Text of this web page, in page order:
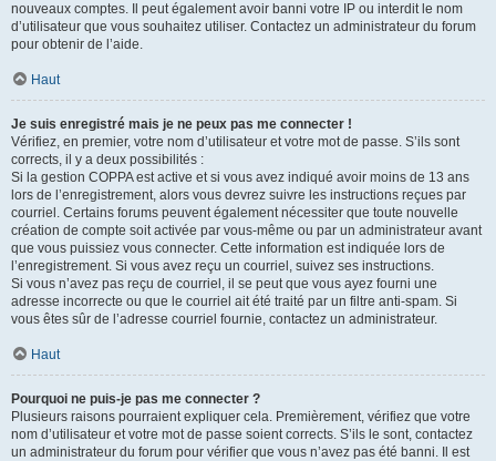
nouveaux comptes. Il peut également avoir banni votre IP ou interdit le nom
d’utilisateur que vous souhaitez utiliser. Contactez un administrateur du forum
pour obtenir de l’aide.
Haut
Je suis enregistré mais je ne peux pas me connecter !
Vérifiez, en premier, votre nom d’utilisateur et votre mot de passe. S’ils sont
corrects, il y a deux possibilités :
Si la gestion COPPA est active et si vous avez indiqué avoir moins de 13 ans
lors de l’enregistrement, alors vous devrez suivre les instructions reçues par
courriel. Certains forums peuvent également nécessiter que toute nouvelle
création de compte soit activée par vous-même ou par un administrateur avant
que vous puissiez vous connecter. Cette information est indiquée lors de
l’enregistrement. Si vous avez reçu un courriel, suivez ses instructions.
Si vous n’avez pas reçu de courriel, il se peut que vous ayez fourni une
adresse incorrecte ou que le courriel ait été traité par un filtre anti-spam. Si
vous êtes sûr de l’adresse courriel fournie, contactez un administrateur.
Haut
Pourquoi ne puis-je pas me connecter ?
Plusieurs raisons pourraient expliquer cela. Premièrement, vérifiez que votre
nom d’utilisateur et votre mot de passe soient corrects. S’ils le sont, contactez
un administrateur du forum pour vérifier que vous n’avez pas été banni. Il est